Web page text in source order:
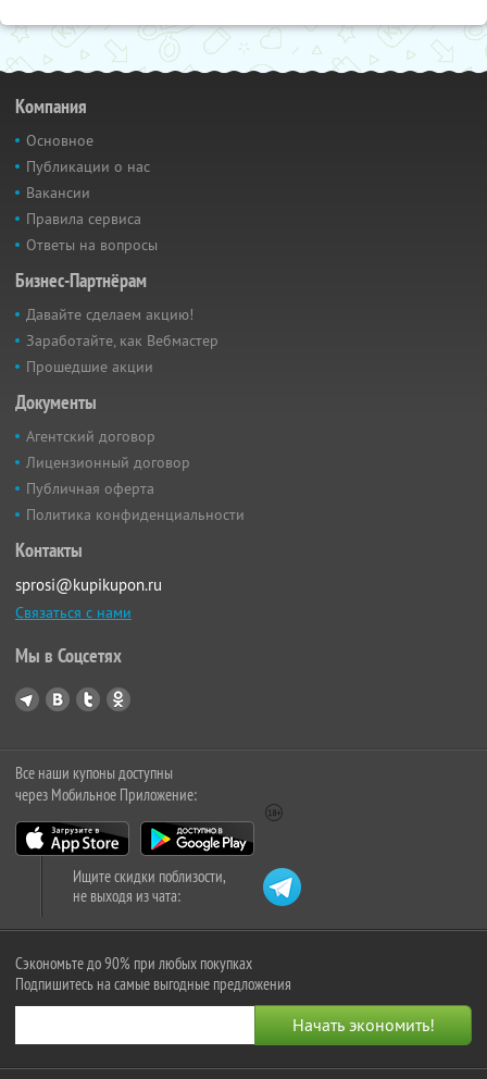
Компания
Основное
Публикации о нас
Вакансии
Правила сервиса
Ответы на вопросы
Бизнес-Партнёрам
Давайте сделаем акцию!
Заработайте, как Вебмастер
Прошедшие акции
Документы
Агентский договор
Лицензионный договор
Публичная оферта
Политика конфиденциальности
Контакты
sprosi@kupikupon.ru
Связаться с нами
Мы в Соцсетях
Все наши купоны доступны
через Мобильное Приложение:
Ищите скидки поблизости,
не выходя из чата:
Сэкономьте до 90% при любых покупках
Подпишитесь на самые выгодные предложения